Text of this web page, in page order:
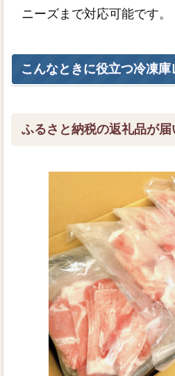
ニーズまで対応可能です。
こんなときに役立つ冷凍庫
ふるさと納税の返礼品が届